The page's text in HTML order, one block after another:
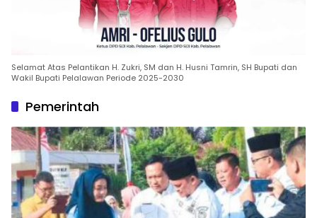
Selamat Atas Pelantikan H. Zukri, SM dan H. Husni Tamrin, SH Bupati dan
Wakil Bupati Pelalawan Periode 2025-2030
Pemerintah